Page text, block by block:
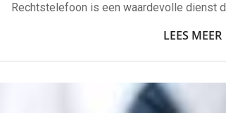
Rechtstelefoon is een waardevolle dienst
LEES MEER